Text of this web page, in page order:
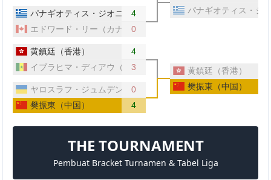
パナギオティス・ジオニス（ギリシャ）
4
エドワード・リー（カナダ）
0
黄鎮廷（香港）
4
イブラヒマ・ディアウ（セネガル）
3
ヤロスラフ・ジュムデンコ（ウクライナ）
0
樊振東（中国）
4
パナギオティス・ジ
黄鎮廷（香港）
樊振東（中国）
THE TOURNAMENT
Pembuat Bracket Turnamen & Tabel Liga